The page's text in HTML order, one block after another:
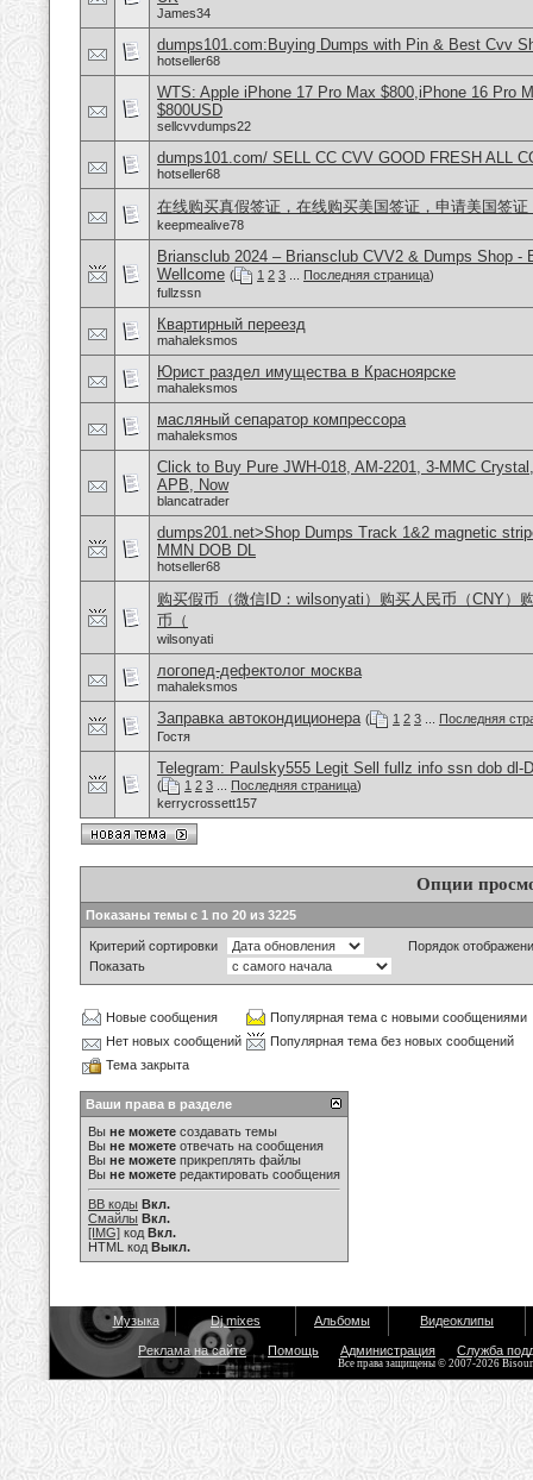
James34
dumps101.com:Buying Dumps with Pin & Best Cvv
hotseller68
WTS: Apple iPhone 17 Pro Max $800,iPhone 16 Pro
$800USD
sellcvvdumps22
dumps101.com/ SELL CC CVV GOOD FRESH ALL
hotseller68
在线购买真假签证，在线购买美国签证，申请美国签证
keepmealive78
Briansclub 2024 – Briansclub CVV2 & Dumps Shop -
Wellcome ( 1 2 3 Последняя страница)
fullzssn
Квартирный переезд
mahaleksmos
Юрист раздел имущества в Красноярске
mahaleksmos
масляный сепаратор компрессора
mahaleksmos
Click to Buy Pure JWH-018, AM-2201, 3-MMC
APB, Now
blancatrader
dumps201.net>Shop Dumps Track 1&2 magnetic
MMN DOB DL
hotseller68
购买假币（微信ID：wilsonyati）购买人民币（CNY）
币（
wilsonyati
логопед-дефектолог москва
mahaleksmos
Заправка автокондиционера ( 1 2 3
Последняя
Гостя
Telegram: Paulsky555 Legit Sell fullz info ssn dob dl-
( 1 2 3 Последняя страница)
kerrycrossett157
Опции
Показаны темы с 1 по 20 из 3225
Критерий сортировки
Порядок
Показать
Новые сообщения
Популярная тема с новыми сообщениями
Нет новых сообщений
Популярная тема без новых сообщений
Тема закрыта
Ваши права в разделе
Вы не можете создавать темы
Вы не можете отвечать на сообщения
Вы не можете прикреплять файлы
Вы не можете редактировать сообщения
BB коды Вкл.
Смайлы Вкл.
[IMG] код Вкл.
HTML код Выкл.
Музыка Dj mixes Альбомы Видеоклипы
Реклама на сайте Помощь Администрация Служба
Все права защищены © 2007-2026